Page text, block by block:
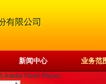
新闻中心 业务范
Adobe Flash Player。